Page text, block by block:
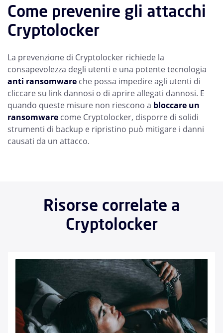
Come prevenire gli attacchi
Cryptolocker
La prevenzione di Cryptolocker richiede la
consapevolezza degli utenti e una potente tecnologia
anti ransomware che possa impedire agli utenti di
cliccare su link dannosi o di aprire allegati dannosi. E
quando queste misure non riescono a bloccare un
ransomware come Cryptolocker, disporre di solidi
strumenti di backup e ripristino può mitigare i danni
causati da un attacco.
Risorse correlate a
Cryptolocker